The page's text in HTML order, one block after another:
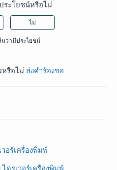
ะโยชน์หรือไม่
ไม่
นว่ามีประโยชน์
หรือไม่ ส่งคำร้องขอ
วอร์เครื่องพิมพ์